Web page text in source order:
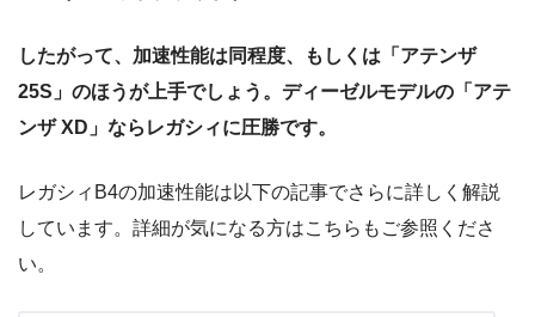
したがって、加速性能は同程度、もしくは「アテンザ
25S」のほうが上手でしょう。ディーゼルモデルの「アテ
ンザ XD」ならレガシィに圧勝です。
レガシィB4の加速性能は以下の記事でさらに詳しく解説
しています。詳細が気になる方はこちらもご参照くださ
い。